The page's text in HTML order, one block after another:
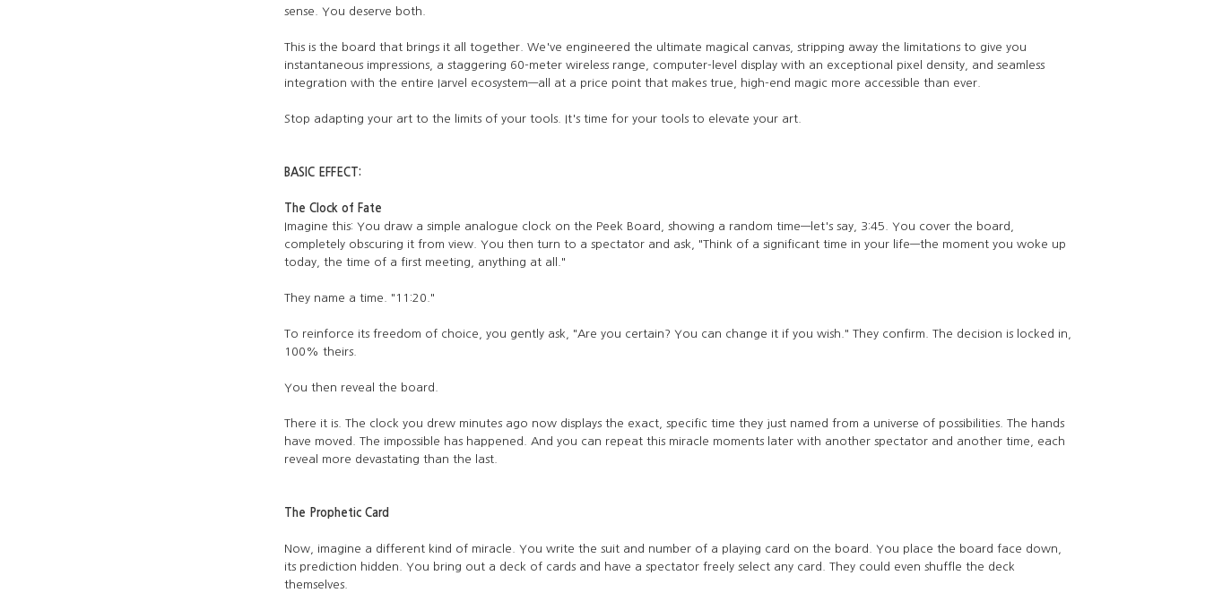
sense. You deserve both.
This is the board that brings it all together. We've engineered the ultimate magical canvas, stripping away the limitations to give you
instantaneous impressions, a staggering 60-meter wireless range, computer-level display with an exceptional pixel density, and seamless
integration with the entire Iarvel ecosystem—all at a price point that makes true, high-end magic more accessible than ever.
Stop adapting your art to the limits of your tools. It's time for your tools to elevate your art.
BASIC EFFECT:
The Clock of Fate
Imagine this: You draw a simple analogue clock on the Peek Board, showing a random time—let's say, 3:45. You cover the board,
completely obscuring it from view. You then turn to a spectator and ask, "Think of a significant time in your life—the moment you woke up
today, the time of a first meeting, anything at all."
They name a time. "11:20."
To reinforce its freedom of choice, you gently ask, "Are you certain? You can change it if you wish." They confirm. The decision is locked in,
100% theirs.
You then reveal the board.
There it is. The clock you drew minutes ago now displays the exact, specific time they just named from a universe of possibilities. The hands
have moved. The impossible has happened. And you can repeat this miracle moments later with another spectator and another time, each
reveal more devastating than the last.
The Prophetic Card
Now, imagine a different kind of miracle. You write the suit and number of a playing card on the board. You place the board face down,
its prediction hidden. You bring out a deck of cards and have a spectator freely select any card. They could even shuffle the deck
themselves.